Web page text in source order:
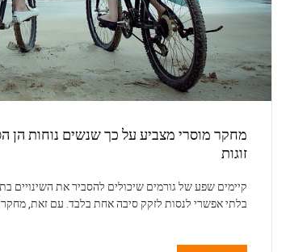
מחקר מוסרי מצביע על כך שנשים נוחות הן
זוגות
קיימים שפע של גורמים שיכולים להסביר את השינויים
בלתי אפשרי לנסות לזקק סיבה אחת בלבד. עם זאת,